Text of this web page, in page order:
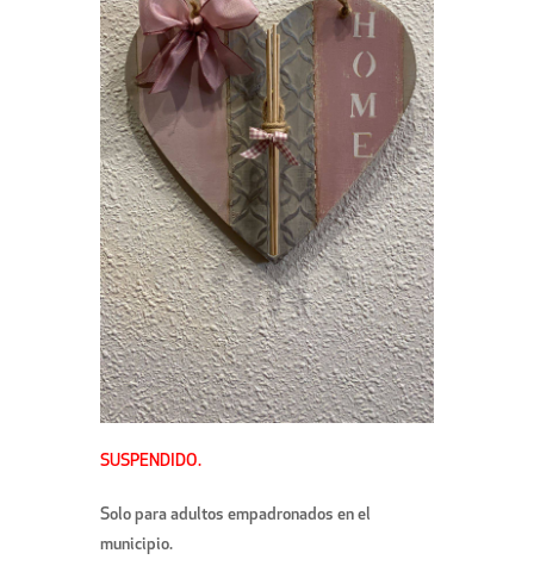
SUSPENDIDO.
Solo para adultos empadronados en el
municipio.